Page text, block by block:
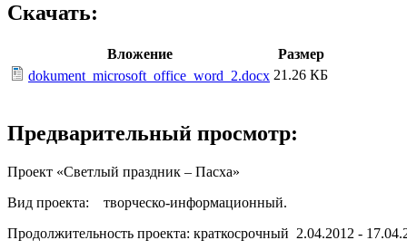
Скачать:
Вложение
Размер
dokument_microsoft_office_word_2.docx 21.26 КБ
Предварительный просмотр:
Проект «Светлый праздник – Пасха»
Вид проекта:
творческо-информационный.
Продолжительность проекта: краткосрочный 2.04.2012 -